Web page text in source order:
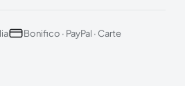
Bonifico · PayPal · Carte